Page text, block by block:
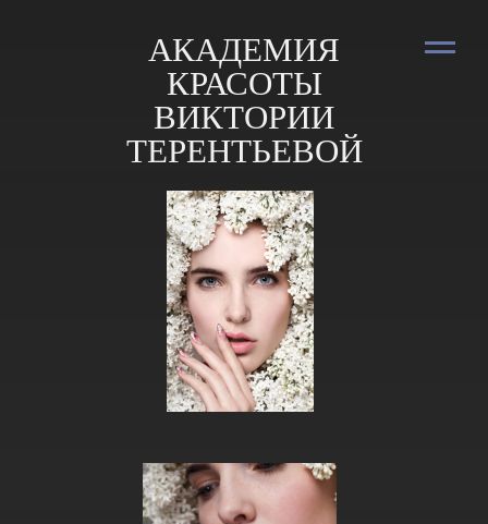
АКАДЕМИЯ
КРАСОТЫ
ВИКТОРИИ
ТЕРЕНТЬЕВОЙ